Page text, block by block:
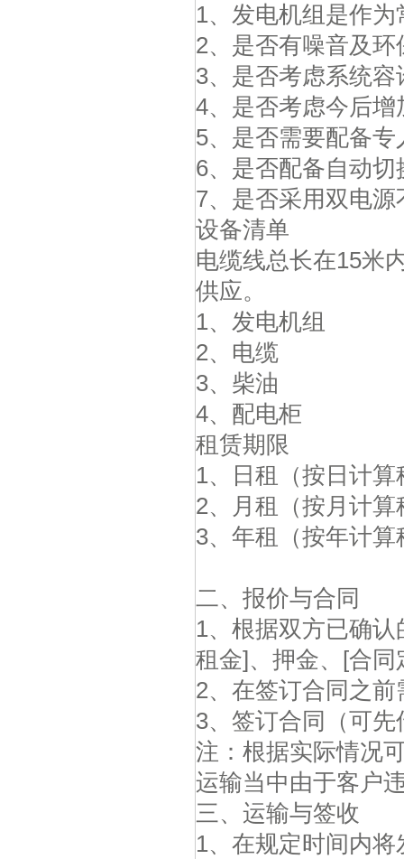
1、发电机组是作
2、是否有噪音及
3、是否考虑系统
4、是否考虑今后
5、是否需要配备
6、是否配备自动
7、是否采用双电
设备清单
电缆线总长在15米
供应。
1、发电机组
2、电缆
3、柴油
4、配电柜
租赁期限
1、日租（按日计算
2、月租（按月计算
3、年租（按年计算
二、报价与合同
1、根据双方已确
租金]、押金、 [合同
2、在签订合同之
3、签订合同（可
注：根据实际情况
运输当中由于客户
三、运输与签收
1、在规定时间内